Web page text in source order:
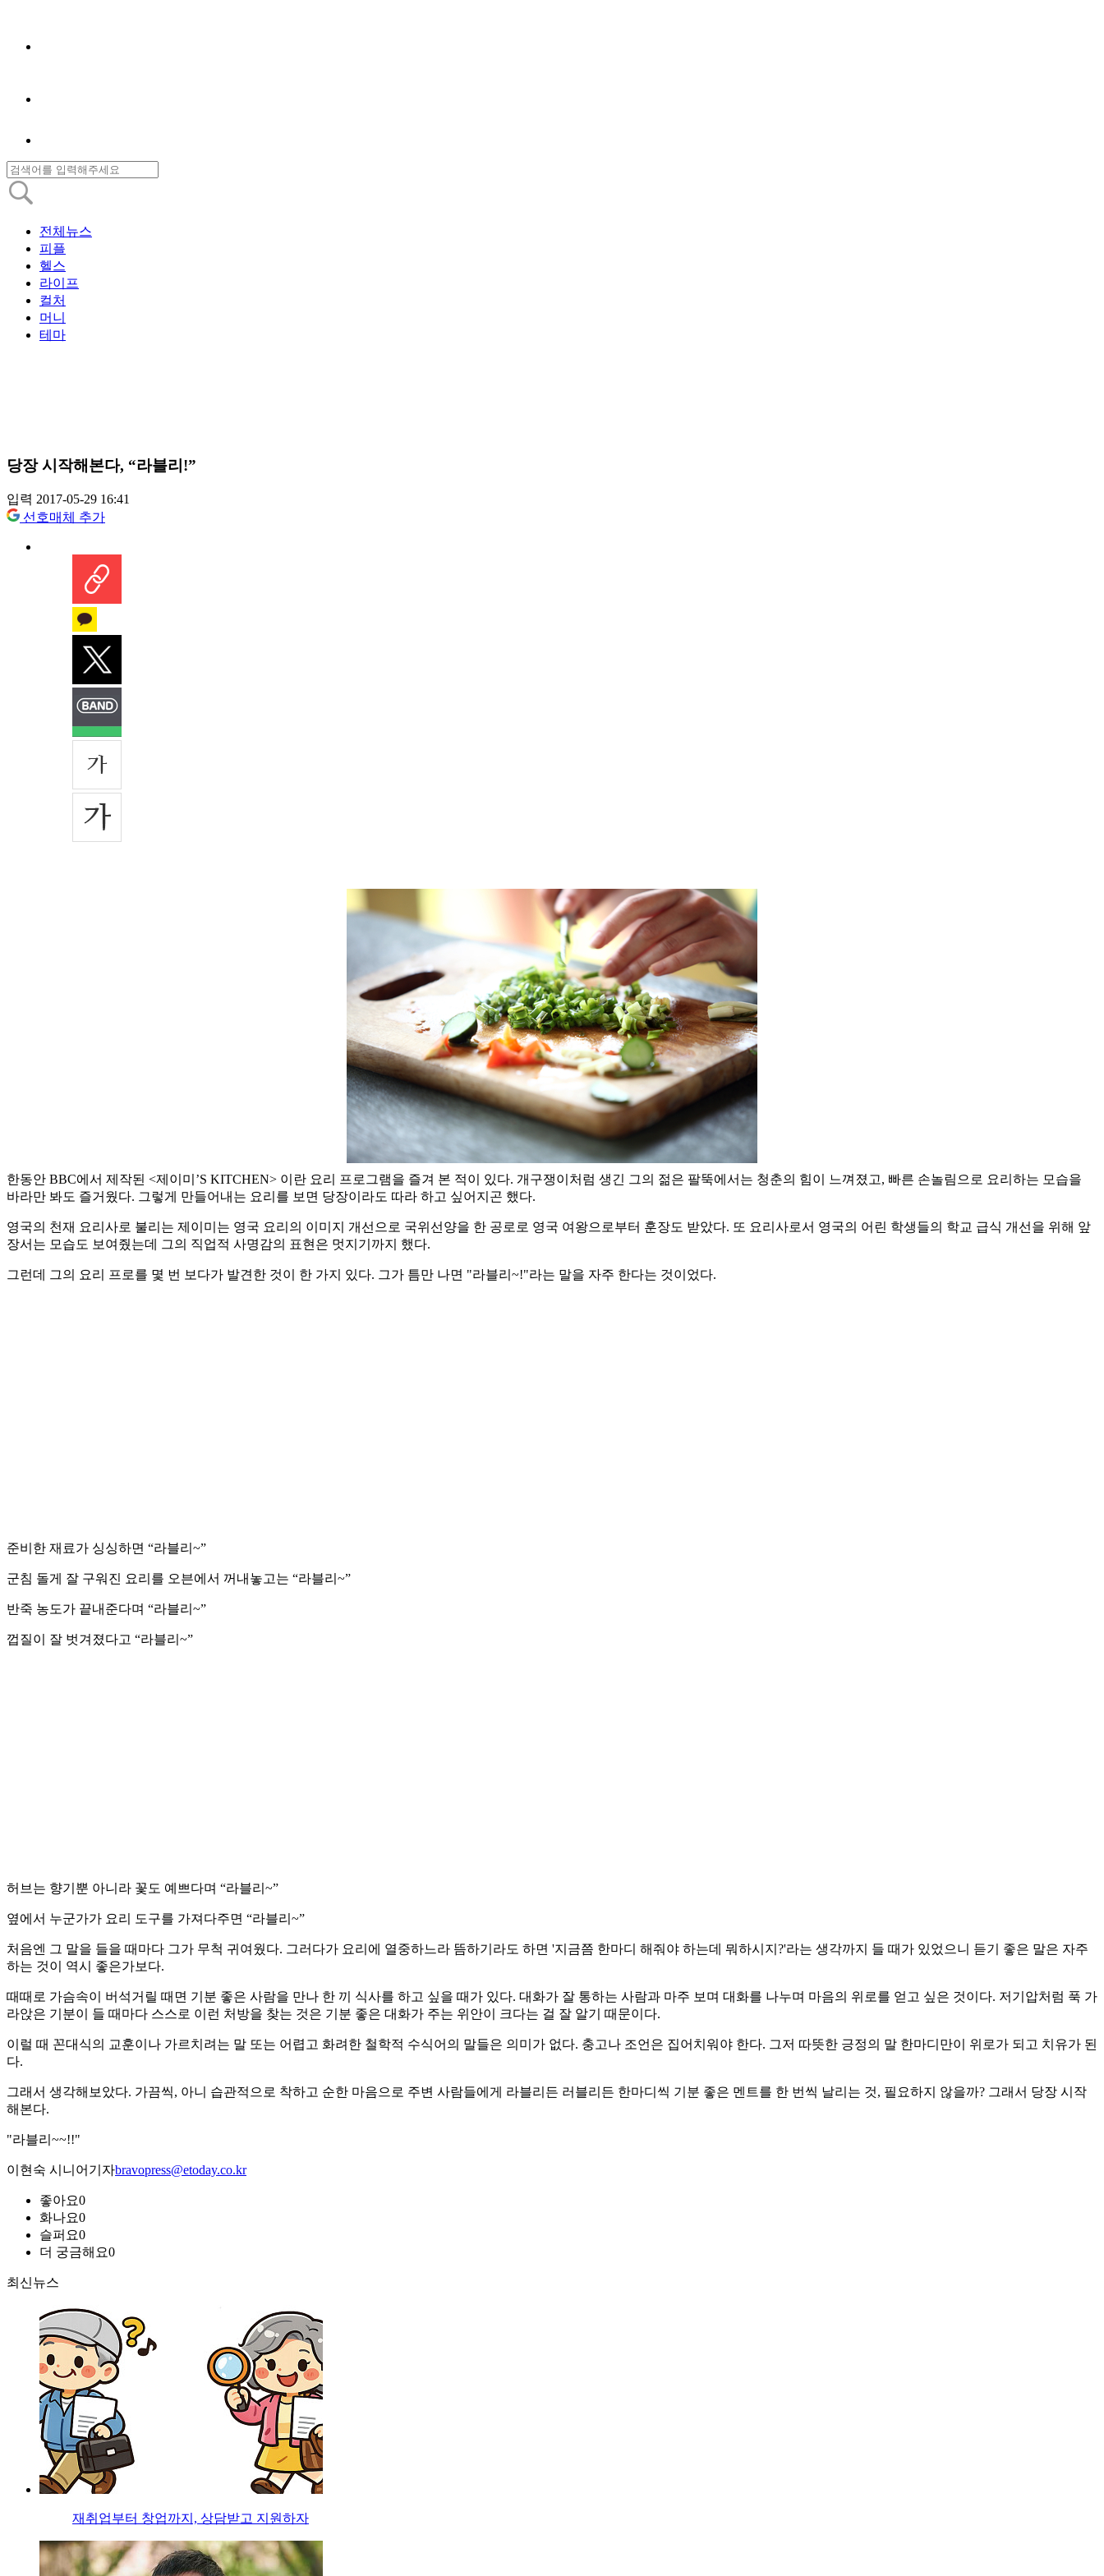
전체뉴스
피플
헬스
라이프
컬처
머니
테마
당장 시작해본다, “라블리!”
입력 2017-05-29 16:41
선호매체 추가
한동안 BBC에서 제작된 <제이미’S KITCHEN> 이란 요리 프로그램을 즐겨 본 적이 있다. 개구쟁이처럼 생긴 그의 젊은 팔뚝에서는 청춘의 힘이 느껴졌고, 빠른 손놀림으로 요리하는 모습을
바라만 봐도 즐거웠다. 그렇게 만들어내는 요리를 보면 당장이라도 따라 하고 싶어지곤 했다.
영국의 천재 요리사로 불리는 제이미는 영국 요리의 이미지 개선으로 국위선양을 한 공로로 영국 여왕으로부터 훈장도 받았다. 또 요리사로서 영국의 어린 학생들의 학교 급식 개선을 위해 앞
장서는 모습도 보여줬는데 그의 직업적 사명감의 표현은 멋지기까지 했다.
그런데 그의 요리 프로를 몇 번 보다가 발견한 것이 한 가지 있다. 그가 틈만 나면 "라블리~!"라는 말을 자주 한다는 것이었다.
준비한 재료가 싱싱하면 “라블리~”
군침 돌게 잘 구워진 요리를 오븐에서 꺼내놓고는 “라블리~”
반죽 농도가 끝내준다며 “라블리~”
껍질이 잘 벗겨졌다고 “라블리~”
허브는 향기뿐 아니라 꽃도 예쁘다며 “라블리~”
옆에서 누군가가 요리 도구를 가져다주면 “라블리~”
처음엔 그 말을 들을 때마다 그가 무척 귀여웠다. 그러다가 요리에 열중하느라 뜸하기라도 하면 '지금쯤 한마디 해줘야 하는데 뭐하시지?'라는 생각까지 들 때가 있었으니 듣기 좋은 말은 자주
하는 것이 역시 좋은가보다.
때때로 가슴속이 버석거릴 때면 기분 좋은 사람을 만나 한 끼 식사를 하고 싶을 때가 있다. 대화가 잘 통하는 사람과 마주 보며 대화를 나누며 마음의 위로를 얻고 싶은 것이다. 저기압처럼 푹 가
라앉은 기분이 들 때마다 스스로 이런 처방을 찾는 것은 기분 좋은 대화가 주는 위안이 크다는 걸 잘 알기 때문이다.
이럴 때 꼰대식의 교훈이나 가르치려는 말 또는 어렵고 화려한 철학적 수식어의 말들은 의미가 없다. 충고나 조언은 집어치워야 한다. 그저 따뜻한 긍정의 말 한마디만이 위로가 되고 치유가 된
다.
그래서 생각해보았다. 가끔씩, 아니 습관적으로 착하고 순한 마음으로 주변 사람들에게 라블리든 러블리든 한마디씩 기분 좋은 멘트를 한 번씩 날리는 것, 필요하지 않을까? 그래서 당장 시작
해본다.
"라블리~~!!"
이현숙 시니어기자bravopress@etoday.co.kr
좋아요0
화나요0
슬퍼요0
더 궁금해요0
최신뉴스
재취업부터 창업까지, 상담받고 지원하자